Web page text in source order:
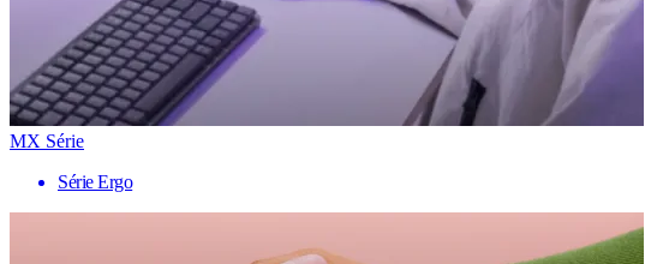
MX Série
Série Ergo